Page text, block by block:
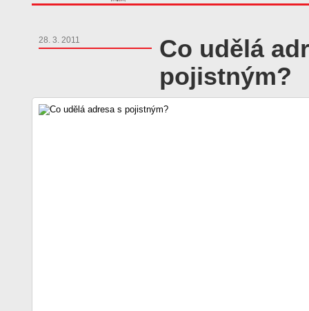
28. 3. 2011
Co udělá
pojistným?